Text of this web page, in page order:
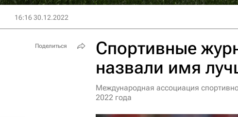
16:16 30.12.2022
Спортивные
назвали имя
Международная ассоциация
2022 года
Поделиться